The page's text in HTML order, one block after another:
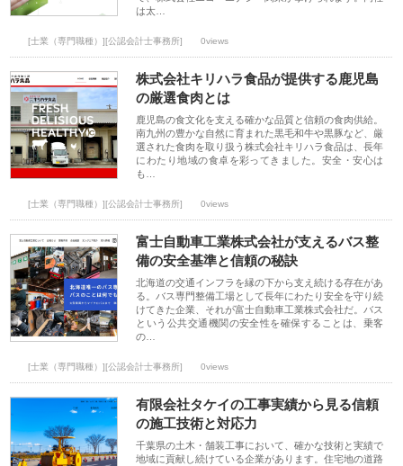
は太…
[士業（専門職種）][公認会計士事務所] 0views
株式会社キリハラ食品が提供する鹿児島
の厳選食肉とは
鹿児島の食文化を支える確かな品質と信頼の食肉供給。
南九州の豊かな自然に育まれた黒毛和牛や黒豚など、厳
選された食肉を取り扱う株式会社キリハラ食品は、長年
にわたり地域の食卓を彩ってきました。安全・安心は
も…
[士業（専門職種）][公認会計士事務所] 0views
富士自動車工業株式会社が支えるバス整
備の安全基準と信頼の秘訣
北海道の交通インフラを縁の下から支え続ける存在があ
る。バス専門整備工場として長年にわたり安全を守り続
けてきた企業、それが富士自動車工業株式会社だ。バス
という公共交通機関の安全性を確保することは、乗客
の…
[士業（専門職種）][公認会計士事務所] 0views
有限会社タケイの工事実績から見る信頼
の施工技術と対応力
千葉県の土木・舗装工事において、確かな技術と実績で
地域に貢献し続けている企業があります。住宅地の道路